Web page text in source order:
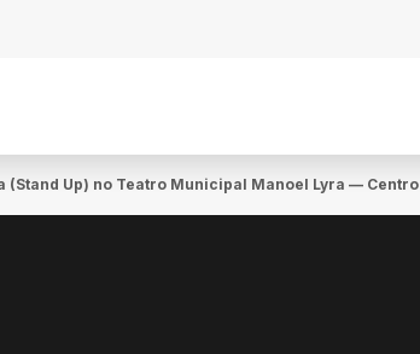
(Stand Up) no Teatro Municipal Manoel Lyra — Centro